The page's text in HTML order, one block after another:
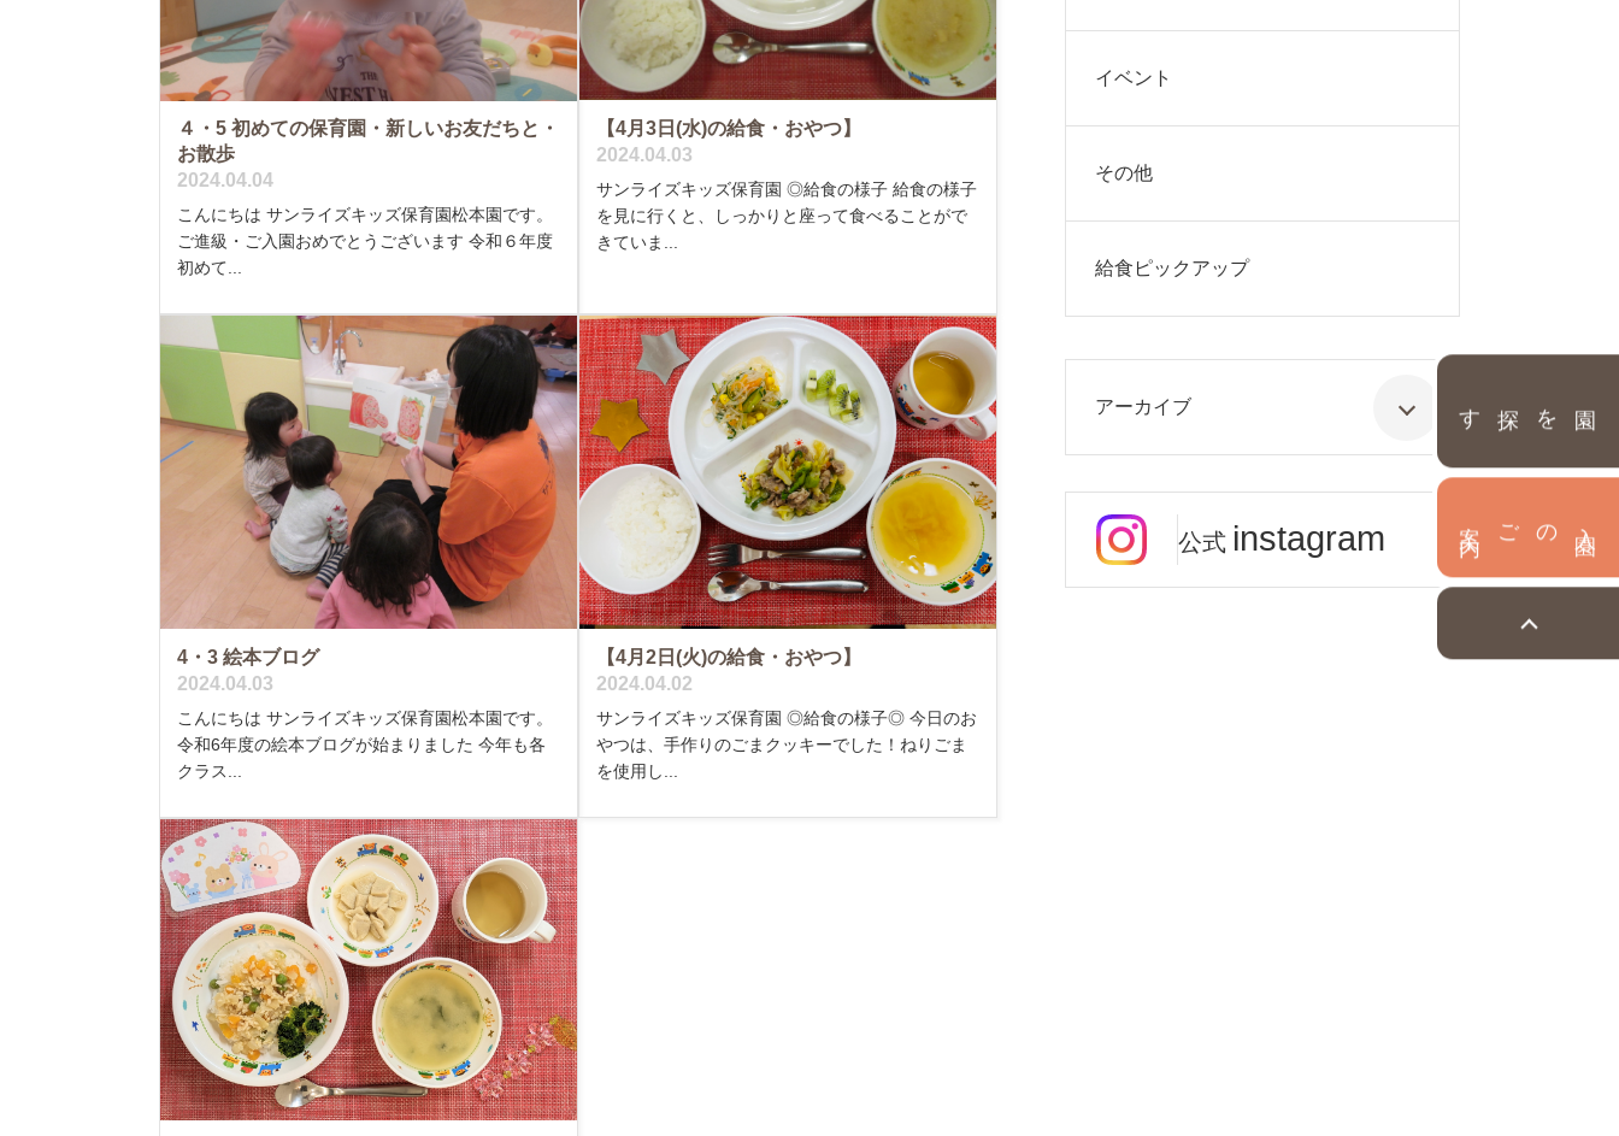
園を探す
４・5 初めての保育園・新しいお友だちと・
お散歩
2024.04.04
こんにちは サンライズキッズ保育園松本園です。
ご進級・ご入園おめでとうございます 令和６年度
初めて...
【4月3日(水)の給食・おやつ】
2024.04.03
サンライズキッズ保育園 ◎給食の様子 給食の様子
を見に行くと、しっかりと座って食べることがで
きていま...
4・3 絵本ブログ
2024.04.03
こんにちは サンライズキッズ保育園松本園です。
令和6年度の絵本ブログが始まりました 今年も各
クラス...
【4月2日(火)の給食・おやつ】
2024.04.02
サンライズキッズ保育園 ◎給食の様子◎ 今日のお
やつは、手作りのごまクッキーでした！ねりごま
を使用し...
イベント
その他
給食ピックアップ
アーカイブ
公式 instagram